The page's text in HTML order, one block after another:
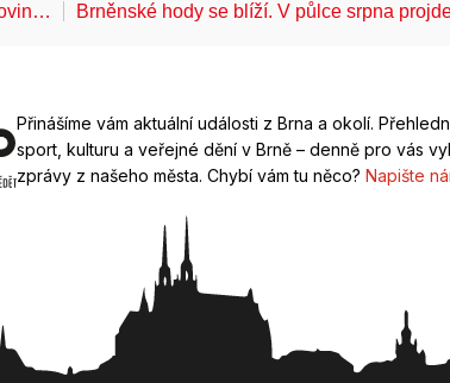
Brněnské hody se blíží. V půlce srpna
Přinášíme vám aktuální události z Brna a okolí.
sport, kulturu a veřejné dění v Brně – denně pro vás
zprávy z našeho města. Chybí vám tu něco? Napište